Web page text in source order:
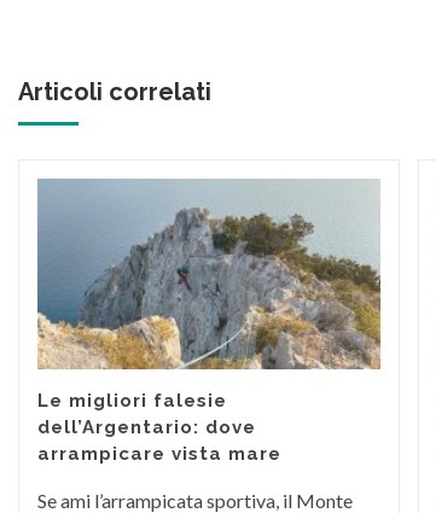
Articoli correlati
Le migliori falesie
dell’Argentario: dove
arrampicare vista mare
Se ami l’arrampicata sportiva, il Monte